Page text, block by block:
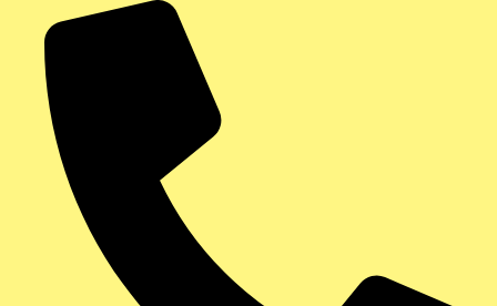
contenu